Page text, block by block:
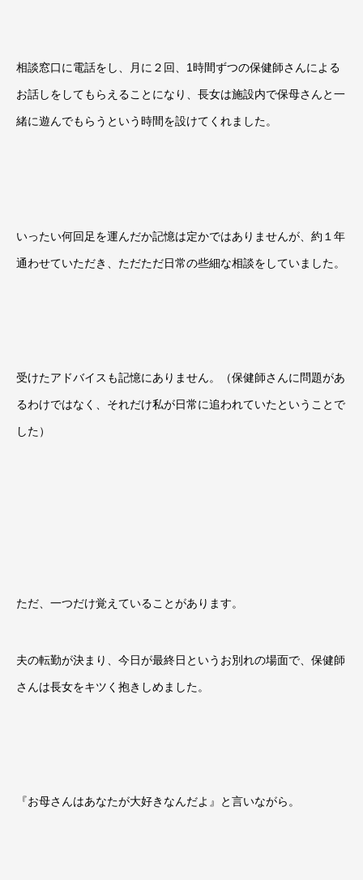
相談窓口に電話をし、月に２回、 1時間ずつの保健師さんによる
お話しをしてもらえることになり、長女は施設内で保母さんと一
緒に遊んでもらうという時間を設けてくれました。
いったい何回足を運んだか記憶は定かではありませんが、約１年
通わせていただき、ただただ日常の些細な相談をしていました。
受けたアドバイスも記憶にありません。（保健師さんに問題があ
るわけではなく、それだけ私が日常に追われていたということで
した）
ただ、一つだけ覚えていることがあります。
夫の転勤が決まり、今日が最終日というお別れの場面で、保健師
さんは長女をキツく抱きしめました。
『お母さんはあなたが大好きなんだよ』と言いながら。